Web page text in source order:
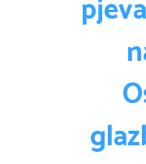
Povijest
Djelatnici i uprava
Pozivi na sjednice
Zapošljavanje